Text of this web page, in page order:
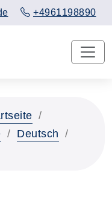
+4961198890
Deutsch